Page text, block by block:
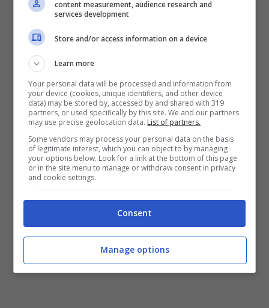
pubblico attraverso una crescita
esponenziale in vari argomenti, offrendo
una varietà di contenuti rilevanti per ogni
segmento, con importanti brand
posizionati e sempre con nuovi progetti
stimolanti in sviluppo.
content measurement, audience research and
services development
Store and/or access information on a device
Learn more
Your personal data will be processed and information from
your device (cookies, unique identifiers, and other device
data) may be stored by, accessed by and shared with 319
partners, or used specifically by this site. We and our partners
may use precise geolocation data. List of partners.
Some vendors may process your personal data on the basis
of legitimate interest, which you can object to by managing
your options below. Look for a link at the bottom of this page
or in the site menu to manage or withdraw consent in privacy
and cookie settings.
Consent
Manage options